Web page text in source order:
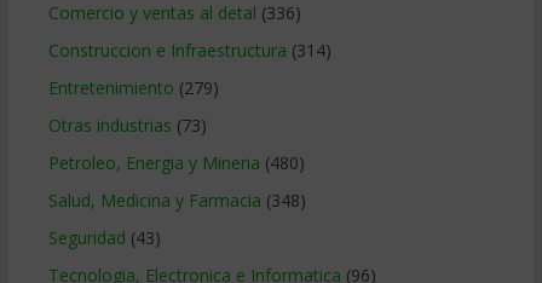
Comercio y ventas al detal (336)
Construccion e Infraestructura (314)
Entretenimiento (279)
Otras industrias (73)
Petroleo, Energia y Mineria (480)
Salud, Medicina y Farmacia (348)
Seguridad (43)
Tecnologia, Electronica e Informatica (96)